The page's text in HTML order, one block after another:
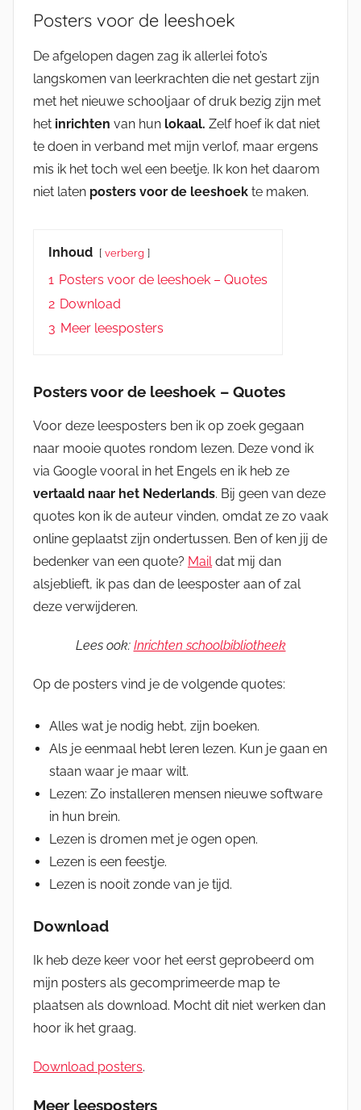
Posters voor de leeshoek
De afgelopen dagen zag ik allerlei foto’s
langskomen van leerkrachten die net gestart zijn
met het nieuwe schooljaar of druk bezig zijn met
het inrichten van hun lokaal. Zelf hoef ik dat niet
te doen in verband met mijn verlof, maar ergens
mis ik het toch wel een beetje. Ik kon het daarom
niet laten posters voor de leeshoek te maken.
Inhoud verberg
1 Posters voor de leeshoek – Quotes
2 Download
3 Meer leesposters
Posters voor de leeshoek – Quotes
Voor deze leesposters ben ik op zoek gegaan
naar mooie quotes rondom lezen. Deze vond ik
via Google vooral in het Engels en ik heb ze
vertaald naar het Nederlands. Bij geen van deze
quotes kon ik de auteur vinden, omdat ze zo vaak
online geplaatst zijn ondertussen. Ben of ken jij de
bedenker van een quote? Mail dat mij dan
alsjeblieft, ik pas dan de leesposter aan of zal
deze verwijderen.
Lees ook: Inrichten schoolbibliotheek
Op de posters vind je de volgende quotes:
Alles wat je nodig hebt, zijn boeken.
Als je eenmaal hebt leren lezen. Kun je gaan en
staan waar je maar wilt.
Lezen: Zo installeren mensen nieuwe software
in hun brein.
Lezen is dromen met je ogen open.
Lezen is een feestje.
Lezen is nooit zonde van je tijd.
Download
Ik heb deze keer voor het eerst geprobeerd om
mijn posters als gecomprimeerde map te
plaatsen als download. Mocht dit niet werken dan
hoor ik het graag.
Download posters.
Meer leesposters